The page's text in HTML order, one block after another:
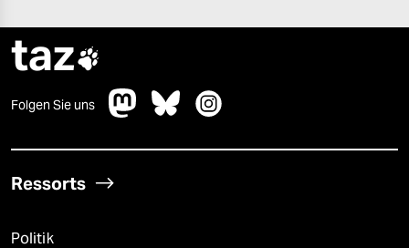
taz
Folgen Sie uns
Ressorts
Politik